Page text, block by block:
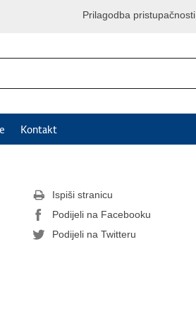
Prilagodba pristupačnosti
Kontakt
Ispiši stranicu
Podijeli na Facebooku
Podijeli na Twitteru